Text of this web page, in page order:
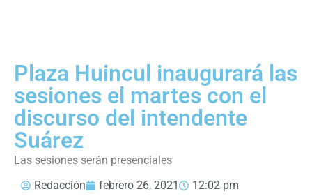
Plaza Huincul inaugurará las
sesiones el martes con el
discurso del intendente
Suárez
Las sesiones serán presenciales
Redacción
febrero 26, 2021 12:02 pm